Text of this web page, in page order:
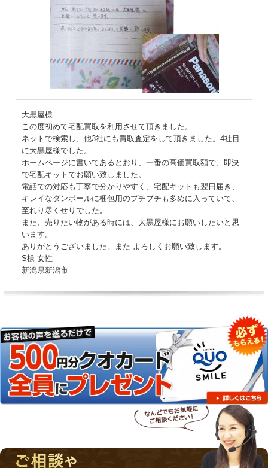
大黒屋様
この度初めて宅配買取を利用させて頂きました。
ネットで検索し、他3社にも買取査定をして頂きました。4社目
に大黒屋様でした。
ホームページに書いてあるとおり、一番の高価買取額で、即決
で宅配キットでお願い致しました。
電話での対応も丁寧で分かりやすく、宅配キットも翌日届き、
キレイなダンボールに梱包用のプチプチも多めに入っていて、
至れり尽くせりでした。
また、売りたい物がある時には、大黒屋様にお願いしたいと思
います。
ありがとうございました。また よろしくお願い致します。
S様 女性
新潟県新潟市